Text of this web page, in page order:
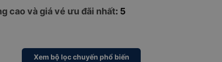
cao và giá vé ưu đãi nhất: 5
Xem bộ lọc chuyến phổ biến